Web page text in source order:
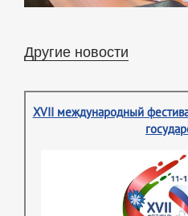
Другие новости
XVII международный